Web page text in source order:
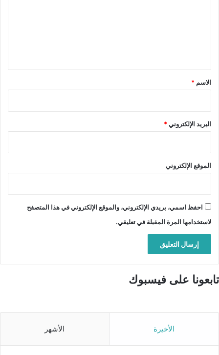
*
الاسم *
البريد الإلكتروني*
الموقع الإلكتروني
احفظ اسمي، بريدي الإلكتروني، والموقع الإلكتروني في هذا المتصفح
لاستخدامها المرة المقبلة في تعليقي.
تابعونا على فيسبوك
الأخيرة الأشهر